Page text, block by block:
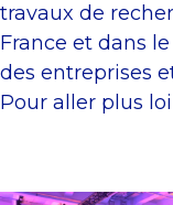
travaux de
France et dans
des entreprises
Pour aller plus